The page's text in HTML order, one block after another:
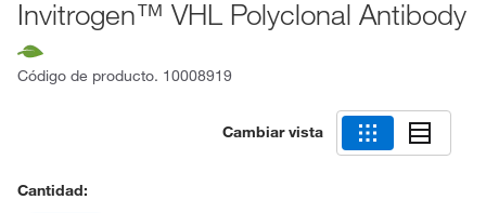
Invitrogen™ VHL Polyclonal Antibody
Código de producto. 10008919
Cambiar vista
Cantidad: